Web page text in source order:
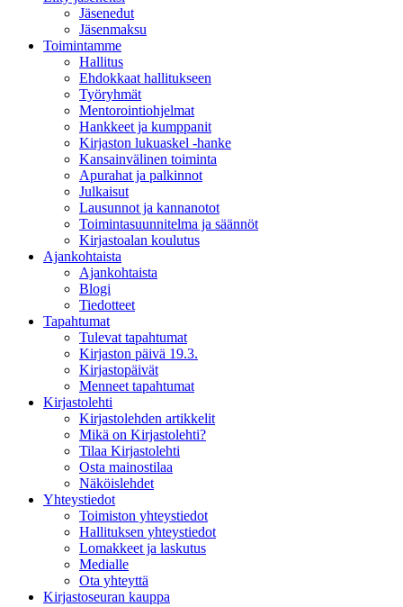
Jäsenedut
Jäsenmaksu
Toimintamme
Hallitus
Ehdokkaat hallitukseen
Työryhmät
Mentorointi­ohjelmat
Hankkeet ja kumppanit
Kirjaston lukuaskel -hanke
Kansainvälinen toiminta
Apurahat ja palkinnot
Julkaisut
Lausunnot ja kannanotot
Toimintasuunnitelma ja säännöt
Kirjastoalan koulutus
Ajankohtaista
Ajankohtaista
Blogi
Tiedotteet
Tapahtumat
Tulevat tapahtumat
Kirjaston päivä 19.3.
Kirjastopäivät
Menneet tapahtumat
Kirjastolehti
Kirjastolehden artikkelit
Mikä on Kirjastolehti?
Tilaa Kirjastolehti
Osta mainostilaa
Näköislehdet
Yhteystiedot
Toimiston yhteystiedot
Hallituksen yhteystiedot
Lomakkeet ja laskutus
Medialle
Ota yhteyttä
Kirjastoseuran kauppa